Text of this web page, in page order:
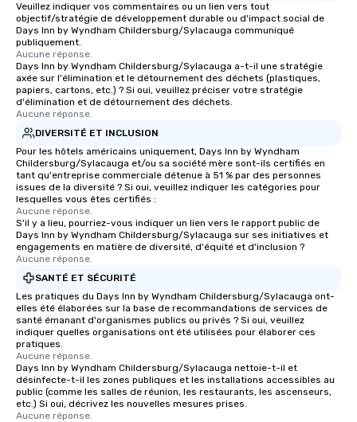
Veuillez indiquer vos commentaires ou un lien vers tout
objectif/stratégie de développement durable ou d'impact social de
Days Inn by Wyndham Childersburg/Sylacauga communiqué
publiquement.
Aucune réponse.
Days Inn by Wyndham Childersburg/Sylacauga a-t-il une stratégie
axée sur l'élimination et le détournement des déchets (plastiques,
papiers, cartons, etc.) ? Si oui, veuillez préciser votre stratégie
d'élimination et de détournement des déchets.
Aucune réponse.
DIVERSITÉ ET INCLUSION
Pour les hôtels américains uniquement, Days Inn by Wyndham
Childersburg/Sylacauga et/ou sa société mère sont-ils certifiés en
tant qu'entreprise commerciale détenue à 51 % par des personnes
issues de la diversité ? Si oui, veuillez indiquer les catégories pour
lesquelles vous êtes certifiés :
Aucune réponse.
S'il y a lieu, pourriez-vous indiquer un lien vers le rapport public de
Days Inn by Wyndham Childersburg/Sylacauga sur ses initiatives et
engagements en matière de diversité, d'équité et d'inclusion ?
Aucune réponse.
SANTÉ ET SÉCURITÉ
Les pratiques du Days Inn by Wyndham Childersburg/Sylacauga ont-
elles été élaborées sur la base de recommandations de services de
santé émanant d'organismes publics ou privés ? Si oui, veuillez
indiquer quelles organisations ont été utilisées pour élaborer ces
pratiques.
Aucune réponse.
Days Inn by Wyndham Childersburg/Sylacauga nettoie-t-il et
désinfecte-t-il les zones publiques et les installations accessibles au
public (comme les salles de réunion, les restaurants, les ascenseurs,
etc.) Si oui, décrivez les nouvelles mesures prises.
Aucune réponse.